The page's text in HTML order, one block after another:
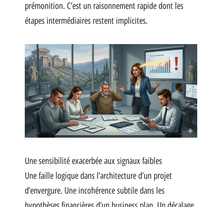
prémonition. C’est un raisonnement rapide dont les
étapes intermédiaires restent implicites.
Une sensibilité exacerbée aux signaux faibles
Une faille logique dans l’architecture d’un projet
d’envergure. Une incohérence subtile dans les